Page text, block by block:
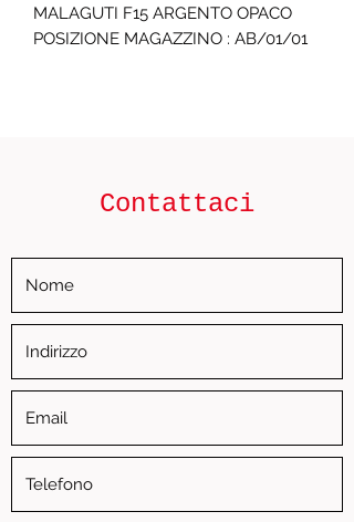
MALAGUTI F15 ARGENTO OPACO
POSIZIONE MAGAZZINO : AB/01/01
Contattaci